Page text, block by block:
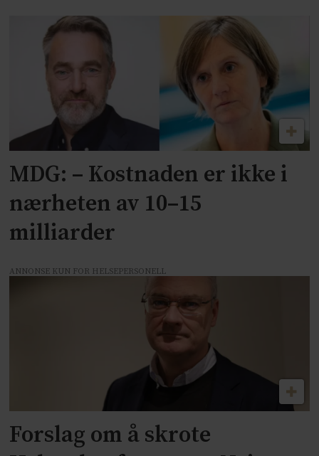
MDG: – Kostnaden er ikke i
nærheten av 10–15
milliarder
ANNONSE KUN FOR HELSEPERSONELL
Forslag om å skrote